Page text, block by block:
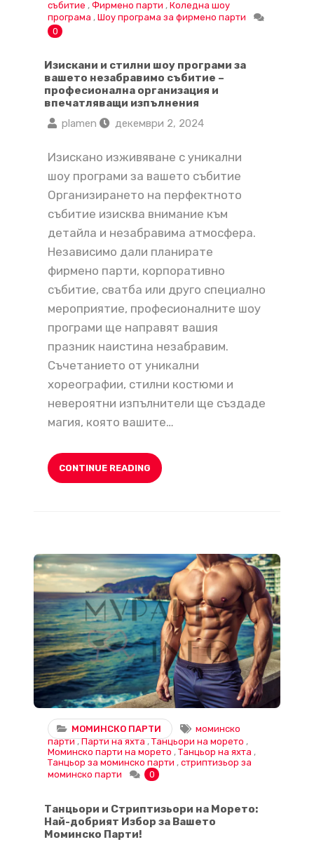
събитие , Фирмено парти , Коледна шоу
програма , Шоу програма за фирмено парти
0
Изискани и стилни шоу програми за
вашето незабравимо събитие –
професионална организация и
впечатляващи изпълнения
plamen
декември 2, 2024
Изискано изживяване с уникални
шоу програми за вашето събитие
Организирането на перфектното
събитие изисква внимание към
детайла и незабравима атмосфера.
Независимо дали планирате
фирмено парти, корпоративно
събитие, сватба или друго специално
мероприятие, професионалните шоу
програми ще направят вашия
празник наистина незабравим.
Съчетанието от уникални
хореографии, стилни костюми и
невероятни изпълнители ще създаде
магия, която вашите…
CONTINUE READING
МОМИНСКО ПАРТИ
моминско
парти ,Парти на яхта ,Танцьори на морето ,
Моминско парти на морето , Танцьор на яхта ,
Танцьор за моминско парти , стриптизьор за
моминско парти
0
Танцьори и Стриптизьори на Морето:
Най-добрият Избор за Вашето
Моминско Парти!